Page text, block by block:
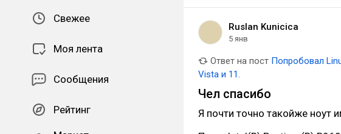
Свежее
Моя лента
Сообщения
Рейтинг
Ruslan Kunicica
5 янв
Ответ на пост Попробовал
Vista и 11.
Чел спасибо
Я почти точно такойже ноут